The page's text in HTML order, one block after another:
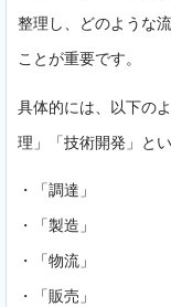
整理し、どのような
ことが重要です。
具体的には、以下の
理」「技術開発」と
・「調達」
・「製造」
・「物流」
・「販売」